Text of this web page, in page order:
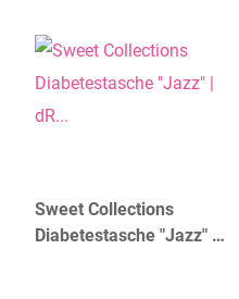
Sweet Collections
Diabetestasche "Jazz" |